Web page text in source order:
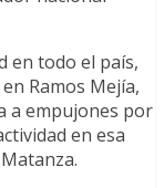
en todo el país,
Ramos Mejía,
a empujones por
en esa